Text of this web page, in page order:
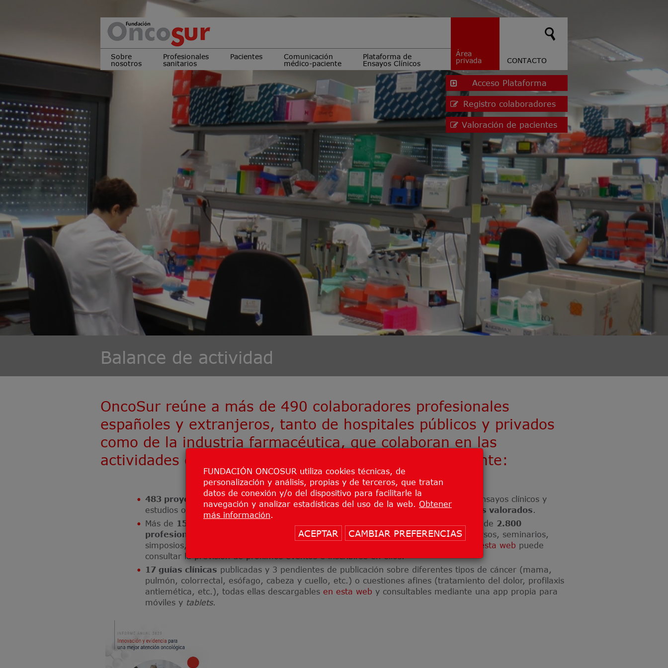
FUNDACIÓN ONCOSUR utiliza cookies técnicas, de
personalización y análisis, propias y de terceros, que tratan
datos de conexión y/o del dispositivo para facilitarle la
navegación y analizar estadísticas del uso de la web. Obtener
más información.
ACEPTAR CAMBIAR PREFERENCIAS
Sobre
nosotros
Profesionales
sanitarios
Pacientes
Comunicación
médico-paciente
Plataforma de
Ensayos Clínicos
Área
privada
CONTACTO
Acceso Plataforma
Registro colaboradores
Valoración de pacientes
Balance de actividad
OncoSur reúne a más de 490 colaboradores profesionales
españoles y extranjeros, tanto de hospitales públicos y privados
como de la industria farmacéutica, que colaboran en las
actividades de la fundación, cuyo balance es el siguiente:
483 proyectos de investigación promovidos o a los que da cobertura
, entre ensayos clínicos y
estudios observacionales, sobre todo tipo de tumores, con más de 4.000 pacientes valorados.
Más de 150 acciones formativas sobre todo tipo de tumores, con la participación de 2.800
profesionales
de diferentes especialidades y en distintos formatos: cursos, seminarios,
simposios, jornadas de actualización, sesiones clínicas, talleres de trabajo, etc.
En esta web puede
consultar la previsión de próximos eventos e inscribirse en ellos.
17 guías clínicas publicadas y 3 pendientes de publicación sobre diferentes tipos de cáncer (mama,
pulmón, colorrectal, esófago, cabeza y cuello, etc.) o cuestiones afines (tratamiento del dolor, profilaxis
antiemética, etc.), todas ellas descargables en esta web y consultables mediante una app propia para
móviles y tablets.